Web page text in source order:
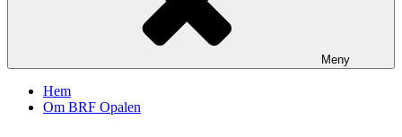
Meny
Hem
Om BRF Opalen